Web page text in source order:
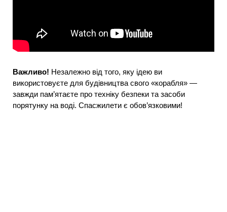
Важливо! Незалежно від того, яку ідею ви
використовуєте для будівництва свого «корабля» —
завжди пам’ятаєте про техніку безпеки та засоби
порятунку на воді. Спасжилети є обов’язковими!